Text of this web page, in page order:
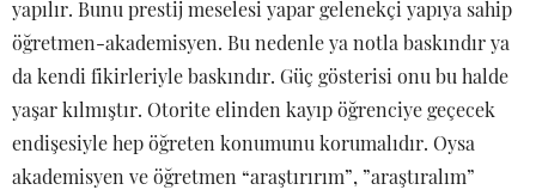
yapılır. Bunu prestij meselesi yapar gelenekçi yapıya sahip
öğretmen-akademisyen. Bu nedenle ya notla baskındır ya
da kendi fikirleriyle baskındır. Güç gösterisi onu bu halde
yaşar kılmıştır. Otorite elinden kayıp öğrenciye geçecek
endişesiyle hep öğreten konumunu korumalıdır. Oysa
akademisyen ve öğretmen “araştırırım”, ”araştıralım”